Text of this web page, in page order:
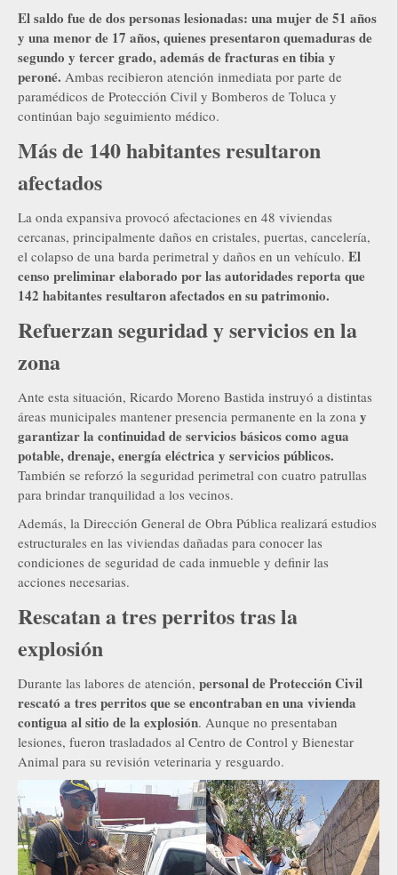
El saldo fue de dos personas lesionadas: una mujer de 51 años
y una menor de 17 años, quienes presentaron quemaduras de
segundo y tercer grado, además de fracturas en tibia y
peroné. Ambas recibieron atención inmediata por parte de
paramédicos de Protección Civil y Bomberos de Toluca y
continúan bajo seguimiento médico.
Más de 140 habitantes resultaron
afectados
La onda expansiva provocó afectaciones en 48 viviendas
cercanas, principalmente daños en cristales, puertas, cancelería,
el colapso de una barda perimetral y daños en un vehículo. El
censo preliminar elaborado por las autoridades reporta que
142 habitantes resultaron afectados en su patrimonio.
Refuerzan seguridad y servicios en la
zona
Ante esta situación, Ricardo Moreno Bastida instruyó a distintas
áreas municipales mantener presencia permanente en la zona y
garantizar la continuidad de servicios básicos como agua
potable, drenaje, energía eléctrica y servicios públicos.
También se reforzó la seguridad perimetral con cuatro patrullas
para brindar tranquilidad a los vecinos.
Además, la Dirección General de Obra Pública realizará estudios
estructurales en las viviendas dañadas para conocer las
condiciones de seguridad de cada inmueble y definir las
acciones necesarias.
Rescatan a tres perritos tras la
explosión
Durante las labores de atención, personal de Protección Civil
rescató a tres perritos que se encontraban en una vivienda
contigua al sitio de la explosión. Aunque no presentaban
lesiones, fueron trasladados al Centro de Control y Bienestar
Animal para su revisión veterinaria y resguardo.